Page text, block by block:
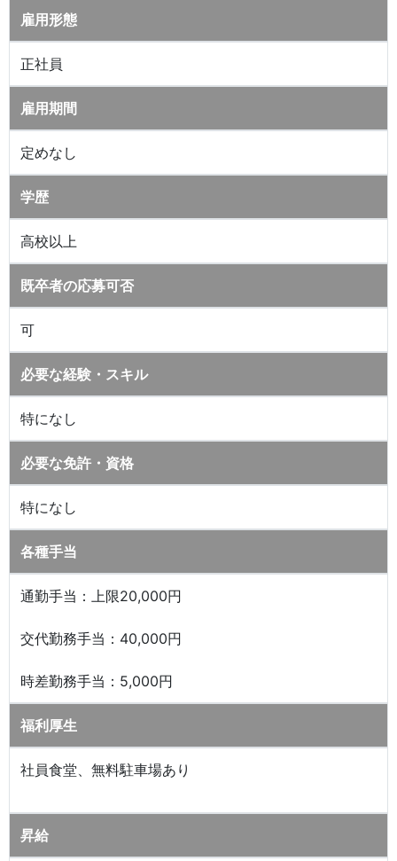
雇用形態
正社員
雇用期間
定めなし
学歴
高校以上
既卒者の応募可否
可
必要な経験・スキル
特になし
必要な免許・資格
特になし
各種手当
通勤手当：上限20,000円
交代勤務手当：40,000円
時差勤務手当：5,000円
福利厚生
社員食堂、無料駐車場あり
昇給